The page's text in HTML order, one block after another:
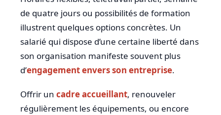
de quatre jours ou possibilités de formation
illustrent quelques options concrètes. Un
salarié qui dispose d’une certaine liberté dans
son organisation manifeste souvent plus
d’engagement envers son entreprise.
Offrir un cadre accueillant, renouveler
régulièrement les équipements, ou encore